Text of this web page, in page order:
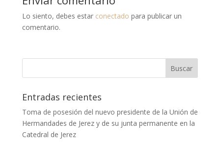
Lo siento, debes estar conectado para publicar un
comentario.
Entradas recientes
Toma de posesión del nuevo presidente de la Unión de
Hermandades de Jerez y de su junta permanente en la
Catedral de Jerez